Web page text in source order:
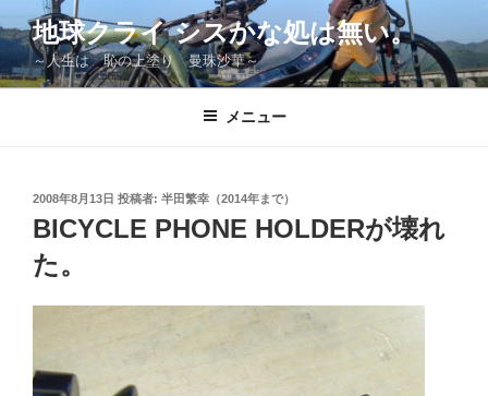
ン
テ
ン
地球クライ シスかな処は無い。
～人生は 恥の上塗り 曼珠沙華～
メニュー
投
稿
日:
2008年8月13日 投稿者: 半田繁幸（2014年まで）
BICYCLE PHONE HOLDERが壊れ
た。